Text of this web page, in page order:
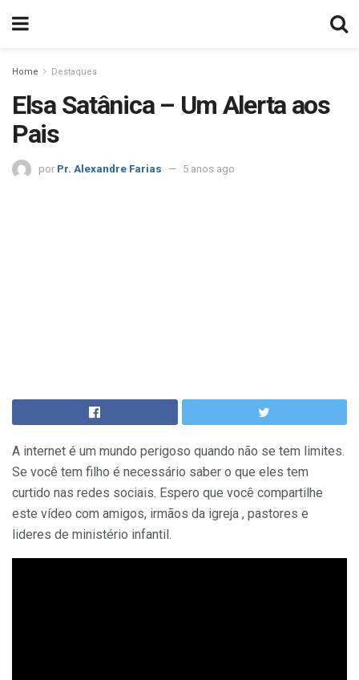
Home Destaques
Elsa Satânica – Um Alerta aos
Pais
por Pr. Alexandre Farias 5 anos ago
A internet é um mundo perigoso quando não se tem limites.
Se você tem filho é necessário saber o que eles tem
curtido nas redes sociais. Espero que você compartilhe
este vídeo com amigos, irmãos da igreja , pastores e
lideres de ministério infantil.